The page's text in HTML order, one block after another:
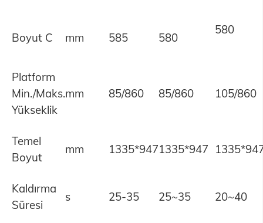
Boyut C mm 585 580
580
Platform
Min./Maks.
Yükseklik
mm 85/860 85/860 105/860
Temel
Boyut
mm 1335*9471335*947
Kaldırma
Süresi
s 25-35 25~35 20~40